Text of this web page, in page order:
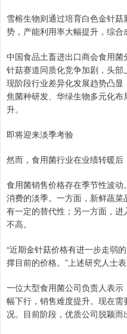
雪榕生物则通过培育白色金针
势，产能利用率大幅提升，综合
中国食品土畜进出口商会食用
针菇赛道同质化竞争加剧，头部
现阶段行业差异化发展趋势凸
焦菌种研发、华绿生物多元化
升。
即将迎来淡季考验
然而，食用菌行业在业绩转暖后
食用菌销售价格存在季节性波
消费的淡季。一方面，新鲜蔬
有一定的替代性；另一方面，
不高。
“近期金针菇价格有进一步走弱
撑目前的价格。”上述研究人士表
一位大型食用菌公司负责人表
幅下行，销售难度提升。现在
况。目前阶段，优质公司脱颖而